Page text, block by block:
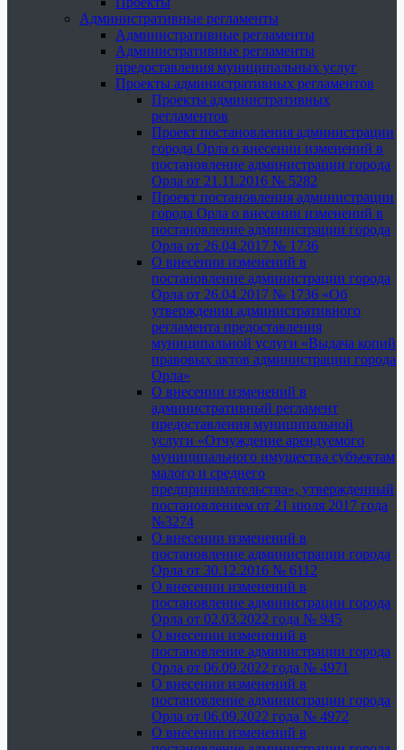
Административные регламенты
Административные регламенты
Административные регламенты
предоставления муниципальных услуг
Проекты административных регламентов
Проекты административных
регламентов
Проект постановления администрации
города Орла о внесении изменений в
постановление администрации города
Орла от 21.11.2016 № 5282
Проект постановления администрации
города Орла о внесении изменений в
постановление администрации города
Орла от 26.04.2017 № 1736
О внесении изменений в
постановление администрации города
Орла от 26.04.2017 № 1736 «Об
утверждении административного
регламента предоставления
муниципальной услуги «Выдача копий
правовых актов администрации города
Орла»
О внесении изменений в
административный регламент
предоставления муниципальной
услуги «Отчуждение арендуемого
муниципального имущества субъектам
малого и среднего
предпринимательства», утвержденный
постановлением от 21 июля 2017 года
№3274
О внесении изменений в
постановление администрации города
Орла от 30.12.2016 № 6112
О внесении изменений в
постановление администрации города
Орла от 02.03.2022 года № 945
О внесении изменений в
постановление администрации города
Орла от 06.09.2022 года № 4971
О внесении изменений в
постановление администрации города
Орла от 06.09.2022 года № 4972
О внесении изменений в